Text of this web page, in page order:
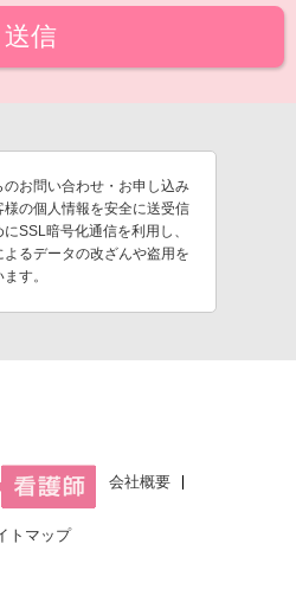
のお問い合わせ・お申し込み
様の個人情報を安全に送受信
SSL暗号化通信を利用し、
よるデータの改ざんや盗用を
す。
会社概要
トマップ